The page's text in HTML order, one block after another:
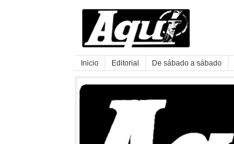
Inicio Editorial De sábado a sábado